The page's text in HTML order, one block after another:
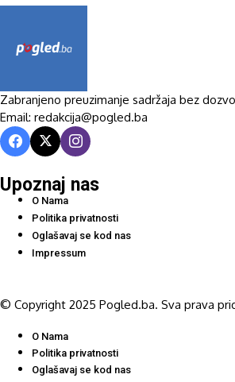
Zabranjeno preuzimanje sadržaja bez
Email: redakcija@pogled.ba
Upoznaj nas
O Nama
Politika privatnosti
Oglašavaj se kod nas
Impressum
© Copyright 2025 Pogled.ba. Sva prava
O Nama
Politika privatnosti
Oglašavaj se kod nas